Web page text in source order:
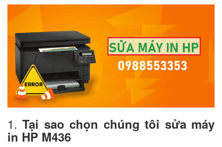
1.Tại sao chọn chúng tôi sửa máy
in HP M436